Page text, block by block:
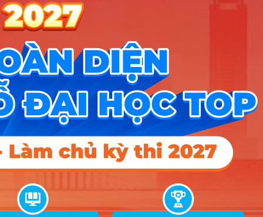
17
CT Tiên tiến
(Môn Tiếng
Anh nhân hệ
số 2)
A01; B08; D01; D07; D09; D10;
18 Kế toán
A00; A01; C01; C02; D01; D07;
X02; X06; X10; X25; X26
Kế toán – CT
Tiên tiến
Anh nhân hệ
số 2)
A01; D01; D07; X25; X26; X27;
X28
A00; A01; C01; C02; D01; D07;
24.1
CT Tiên tiến
Anh nhân hệ
A01; D01; D07; X25; X26; X27;
22 Quản lý công 16.5 18